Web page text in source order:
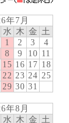
年7月
水 木 金 土
1
2 3
4
8 9 10 11
15 16 17 18
22 23 24 25
29 30 31
年8月
水 木 金 土